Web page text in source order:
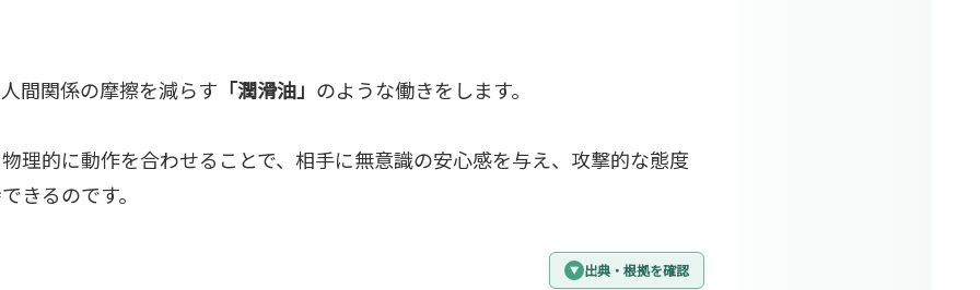
間関係の摩擦を減らす 「潤滑油」 のような働きをします。
理的に動作を合わせることで、相手に無意識の安心感を与え、攻撃的な態度
きるのです。
出典・根拠を確認